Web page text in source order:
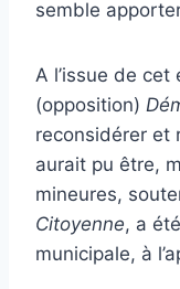
semble
A l’issue de
(opposition)
reconsidérer et
aurait pu être,
mineures,
Citoyenne, a
municipale, à